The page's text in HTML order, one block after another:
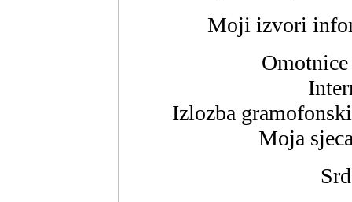
Moji izvori
Izlozba
Moja